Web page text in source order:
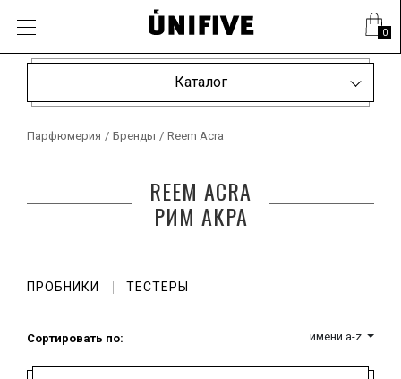
0
Каталог
Парфюмерия / Бренды / Reem Acra
REEM ACRA
РИМ АКРА
ПРОБНИКИ ТЕСТЕРЫ
Сортировать по: имени a-z